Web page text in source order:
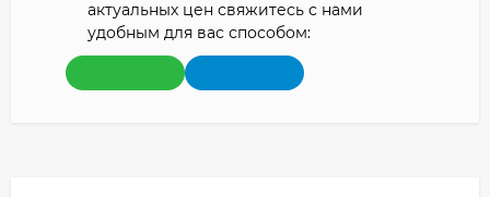
актуальных цен свяжитесь с нами
удобным для вас способом: